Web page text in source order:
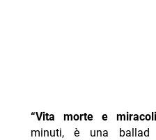
“Vita morte e
minuti, è una ballad